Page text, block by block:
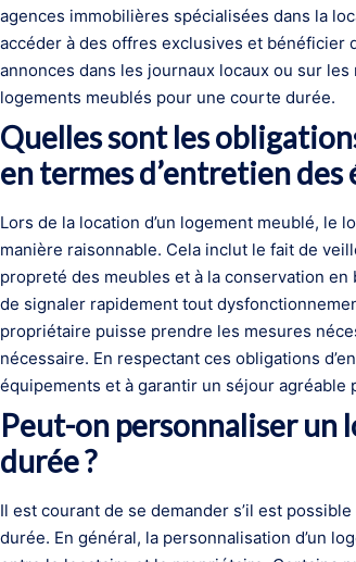
agences immobilières spécialisées dans la
accéder à des offres exclusives et bénéficier
annonces dans les journaux locaux ou sur
logements meublés pour une courte durée.
Quelles sont les
en termes d’entretien
Lors de la location d’un logement meublé, le
manière raisonnable. Cela inclut le fait de
propreté des meubles et à la conservation
de signaler rapidement tout
propriétaire puisse prendre les mesures
nécessaire. En respectant ces obligations
équipements et à garantir un séjour
Peut-on personnaliser un
durée ?
Il est courant de se demander s’il est
durée. En général, la personnalisation d’un